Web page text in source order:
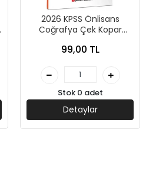
2026 KPSS Önlisans
Coğrafya Çek Kopar
Yayınları
99,00 TL
Stok 0 adet
Detaylar